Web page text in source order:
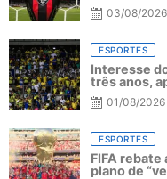
03/08/2026
ESPORTES
Interesse
três anos,
01/08/2026
ESPORTES
FIFA rebate
plano de